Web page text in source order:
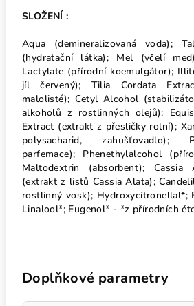
SLOŽENÍ :
Aqua (demineralizovaná voda);
(hydratační látka); Mel (včelí
Lactylate (přírodní koemulgátor);
jíl červený); Tilia Cordata
malolisté); Cetyl Alcohol
alkoholů z rostlinných olejů);
Extract (extrakt z přesličky rolní);
polysacharid, zahušťovadlo);
parfemace); Phenethylalcohol
Maltodextrin (absorbent);
(extrakt z listů Cassia Alata);
rostlinný vosk); Hydroxycitronellal*;
Linalool*; Eugenol* - *z přírodních
Doplňkové parametry